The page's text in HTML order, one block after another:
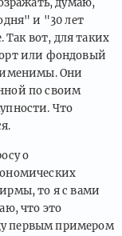
думаю,
и "30 лет
Так вот, для таких
или фондовый
Они
по своим
Что
о
то я с вами
что это
первым примером